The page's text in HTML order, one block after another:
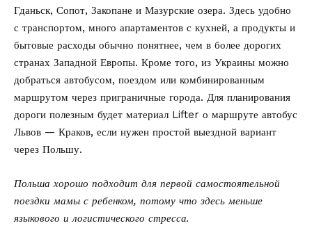
Гданьск, Сопот, Закопане и Мазурские озера. Здесь удобно
с транспортом, много апартаментов с кухней, а продукты и
бытовые расходы обычно понятнее, чем в более дорогих
странах Западной Европы. Кроме того, из Украины можно
добраться автобусом, поездом или комбинированным
маршрутом через приграничные города. Для планирования
дороги полезным будет материал Lifter о маршруте автобус
Львов — Краков, если нужен простой выездной вариант
через Польшу.
Польша хорошо подходит для первой самостоятельной
поездки мамы с ребенком, потому что здесь меньше
языкового и логистического стресса.